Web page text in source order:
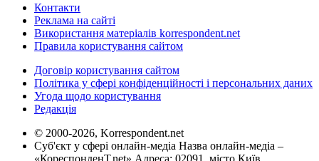
Контакти
Реклама на сайті
Використання матеріалів korrespondent.net
Правила користування сайтом
Договір користування сайтом
Політика у сфері конфіденційності і персональних даних
Угода щодо користування
Редакція
© 2000-2026, Korrespondent.net
Суб'єкт у сфері онлайн-медіа Назва онлайн-медіа –
«КореспонденТ.net» Адреса: 02091, місто Київ,